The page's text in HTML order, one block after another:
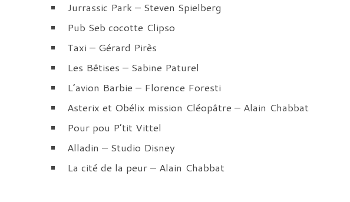
Jurrassic Park – Steven Spielberg
Pub Seb cocotte Clipso
Taxi – Gérard Pirès
Les Bêtises – Sabine Paturel
L’avion Barbie – Florence Foresti
Asterix et Obélix mission Cléopâtre – Alain Chabbat
Pour pou P’tit Vittel
Alladin – Studio Disney
La cité de la peur – Alain Chabbat